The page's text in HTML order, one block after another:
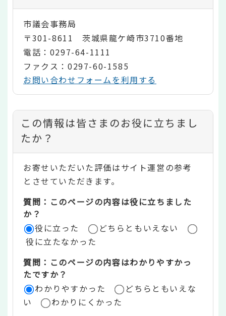
市議会事務局
〒301-8611 茨城県龍ケ崎市3710番地
電話：0297-64-1111
ファクス：0297-60-1585
お問い合わせフォームを利用する
コ
ン
テ
ン
ツ
評
価
リ
ア
この情報は皆さまのお役に立ちまし
たか？
お寄せいただいた評価はサイト運営の参考
とさせていただきます。
質問：このページの内容は役に立ちました
か？
役に立った
どちらともいえない
役に立たなかった
質問：このページの内容はわかりやすかっ
たですか？
わかりやすかった
どちらともいえな
い
わかりにくかった